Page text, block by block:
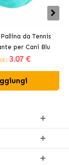
da Tennis
per Cani Blu
3.07 €